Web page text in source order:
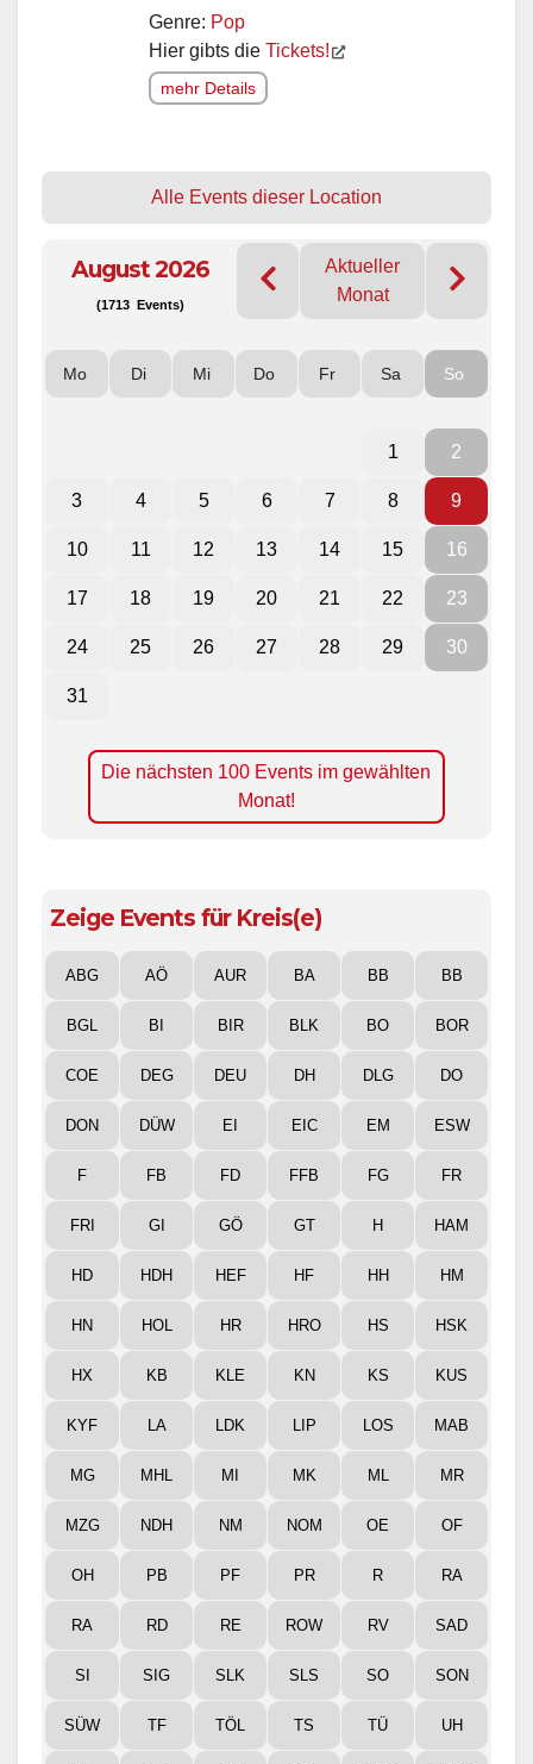
Genre: Pop
Hier gibts die Tickets!
mehr Details
Alle Events dieser Location
August 2026
(1713 Events)
Aktueller
Monat
Mo Di Mi Do Fr Sa So
1 2
3 4 5 6 7 8 9
10 11 12 13 14 15 16
17 18 19 20 21 22 23
24 25 26 27 28 29 30
31
Die nächsten 100 Events im gewählten
Monat!
Zeige Events für Kreis(e)
ABG AÖ AUR BA BB BB
BGL BI BIR BLK BO BOR
COE DEG DEU DH DLG DO
DON DÜW EI EIC EM ESW
F FB FD FFB FG FR
FRI GI GÖ GT H HAM
HD HDH HEF HF HH HM
HN HOL HR HRO HS HSK
HX KB KLE KN KS KUS
KYF LA LDK LIP LOS MAB
MG MHL MI MK ML MR
MZG NDH NM NOM OE OF
OH PB PF PR R RA
RA RD RE ROW RV SAD
SI SIG SLK SLS SO SON
SÜW TF TÖL TS TÜ UH